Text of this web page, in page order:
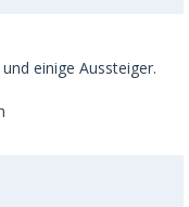
einige Aussteiger.